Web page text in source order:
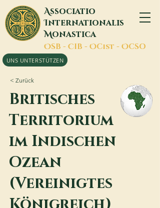
Associatio
Internationalis
Monastica
OSB - CIB - OCist - OCSO
UNS UNTERSTÜTZEN
< Zurück
Britisches
Territorium
im Indischen
Ozean
(Vereinigtes